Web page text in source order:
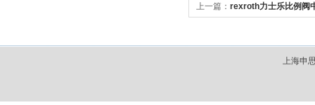
上一篇： rexroth力士乐比例阀
上海申